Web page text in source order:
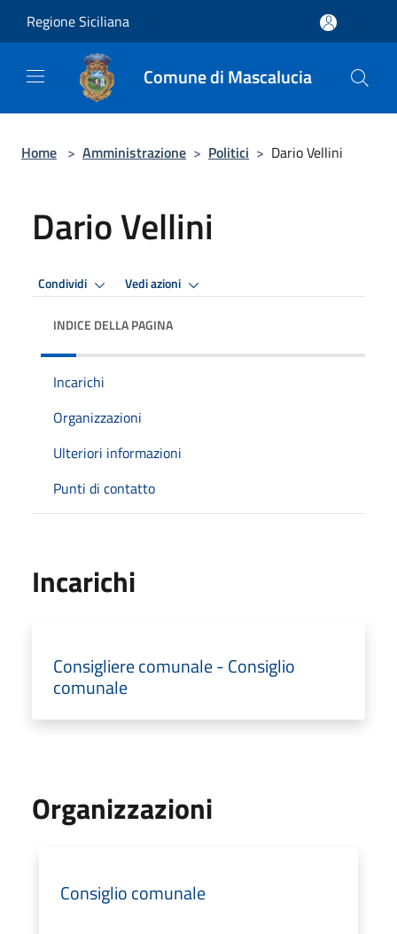
Regione Siciliana
Comune di Mascalucia
Home > Amministrazione > Politici > Dario Vellini
Dario Vellini
Condividi Vedi azioni
INDICE DELLA PAGINA
Incarichi
Organizzazioni
Ulteriori informazioni
Punti di contatto
Incarichi
Consigliere comunale - Consiglio
comunale
Organizzazioni
Consiglio comunale